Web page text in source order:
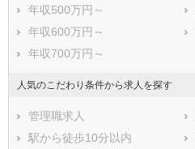
年収500万円～
年収600万円～
年収700万円～
人気のこだわり条件から求人を探す
管理職求人
駅から徒歩10分以内